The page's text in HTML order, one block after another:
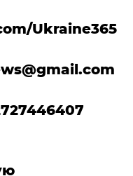
Ukraine365